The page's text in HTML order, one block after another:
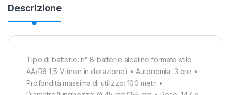
Descrizione
Tipo di batterie: n° 8 batterie alcaline formato stilo
AA/R6 1,5 V (non in dotazione) • Autonomia: 3 ore •
Profondità massima di utilizzo: 100 metri •